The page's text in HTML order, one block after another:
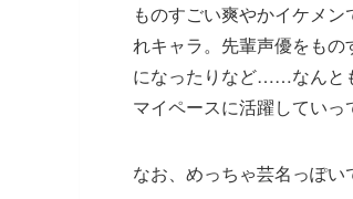
ものすごい爽やかイケメ
れキャラ。先輩声優をもの
になったりなど……なんと
マイペースに活躍していっ
なお、めっちゃ芸名っぽい